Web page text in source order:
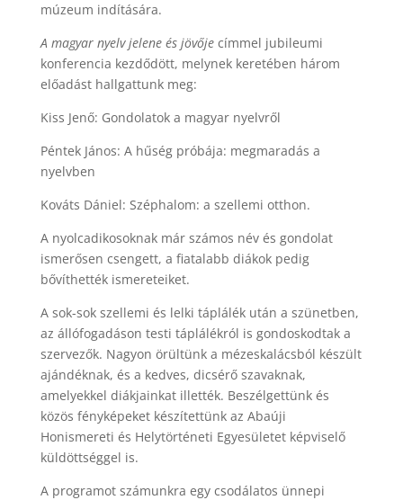
múzeum indítására.
A magyar nyelv jelene és jövőjecímmel jubileumi
konferencia kezdődött, melynek keretében három
előadást hallgattunk meg:
Kiss Jenő: Gondolatok a magyar nyelvről
Péntek János: A hűség próbája: megmaradás a
nyelvben
Kováts Dániel: Széphalom: a szellemi otthon.
A nyolcadikosoknak már számos név és gondolat
ismerősen csengett, a fiatalabb diákok pedig
bővíthették ismereteiket.
A sok-sok szellemi és lelki táplálék után a szünetben,
az állófogadáson testi táplálékról is gondoskodtak a
szervezők. Nagyon örültünk a mézeskalácsból készült
ajándéknak, és a kedves, dicsérő szavaknak,
amelyekkel diákjainkat illették. Beszélgettünk és
közös fényképeket készítettünk az Abaúji
Honismereti és Helytörténeti Egyesületet képviselő
küldöttséggel is.
A programot számunkra egy csodálatos ünnepi